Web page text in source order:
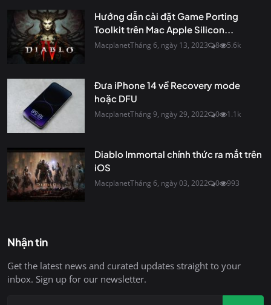
Hướng dẫn cài đặt Game Porting
Toolkit trên Mac Apple Silicon...
MacplanetTháng 6, ngày 13, 2023 8 5.6k
Đưa iPhone 14 về Recovery mode
hoặc DFU
MacplanetTháng 9, ngày 29, 2022 0 1.1k
Diablo Immortal chính thức ra mắt trên
iOS
MacplanetTháng 6, ngày 03, 2022 0 993
Nhận tin
Get the latest news and curated updates straight to your
inbox. Sign up for our newsletter.